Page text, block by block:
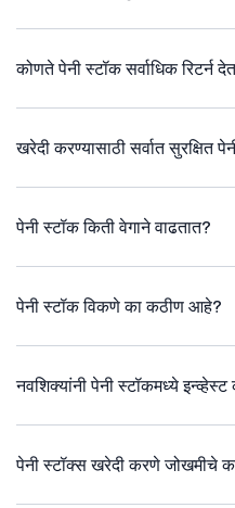
कोणते पेनी स्टॉक सर्वाधिक रिटर्न
खरेदी करण्यासाठी सर्वात सुरक्षित
पेनी स्टॉक किती वेगाने वाढतात?
पेनी स्टॉक विकणे का कठीण आहे?
नवशिक्यांनी पेनी स्टॉकमध्ये
पेनी स्टॉक्स खरेदी करणे जोखमीचे